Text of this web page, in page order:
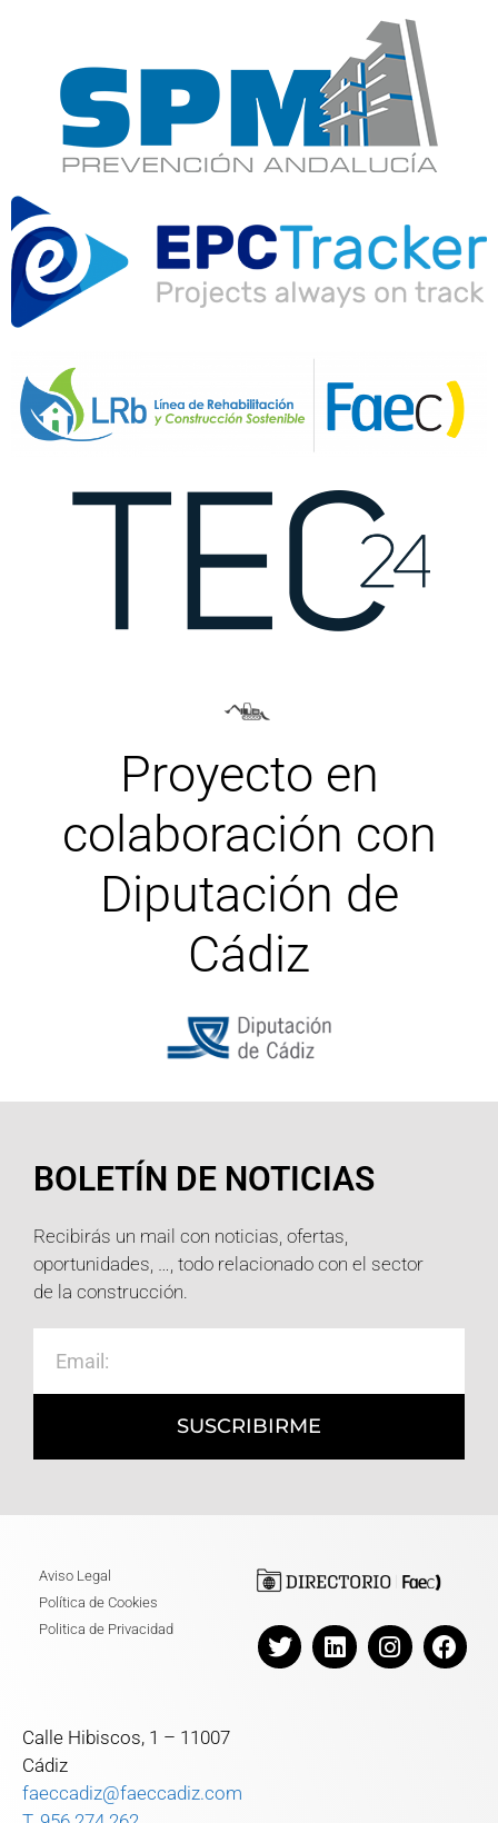
Proyecto en
colaboración con
Diputación de
Cádiz
BOLETÍN DE NOTICIAS
Recibirás un mail con noticias, ofertas,
oportunidades, …, todo relacionado con el sector
de la construcción.
SUSCRIBIRME
Aviso Legal
Política de Cookies
Politica de Privacidad
Calle Hibiscos, 1 – 11007
Cádiz
faeccadiz@faeccadiz.com